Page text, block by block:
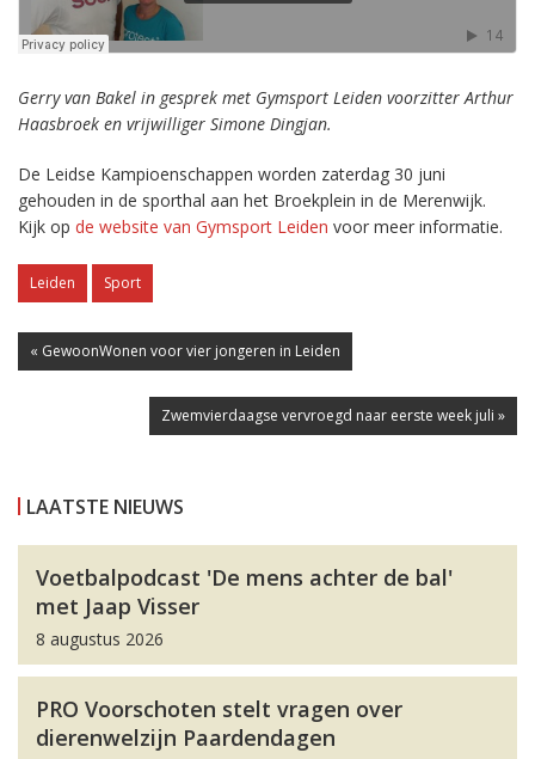
Gerry van Bakel in gesprek met Gymsport Leiden voorzitter Arthur
Haasbroek en vrijwilliger Simone Dingjan.
De Leidse Kampioenschappen worden zaterdag 30 juni
gehouden in de sporthal aan het Broekplein in de Merenwijk.
Kijk op de website van Gymsport Leiden voor meer informatie.
Leiden Sport
« GewoonWonen voor vier jongeren in Leiden
Zwemvierdaagse vervroegd naar eerste week juli »
LAATSTE NIEUWS
Voetbalpodcast 'De mens achter de bal'
met Jaap Visser
8 augustus 2026
PRO Voorschoten stelt vragen over
dierenwelzijn Paardendagen